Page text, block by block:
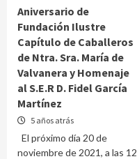
Aniversario de
Fundación Ilustre
Capítulo de Caballeros
de Ntra. Sra. María de
Valvanera y Homenaje
al S.E.R D. Fidel García
Martínez
5 años atrás
El próximo día 20 de
noviembre de 2021, a las 12